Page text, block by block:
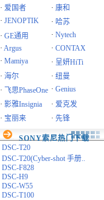
· 爱国者 · 康和
· JENOPTIK · 哈苏
· GE通用 · Nytech
· Argus · CONTAX
· Mamiya · 呈妍HiTi
· 海尔 · 纽曼
·
飞思PhaseOne · Genius
· 影雅Insignia · 爱克发
· 宝丽来 · 先锋
SONY索尼热门下载
DSC-T20
DSC-T20(Cyber-shot 手册..
DSC-F828
DSC-H9
DSC-W55
DSC-T100